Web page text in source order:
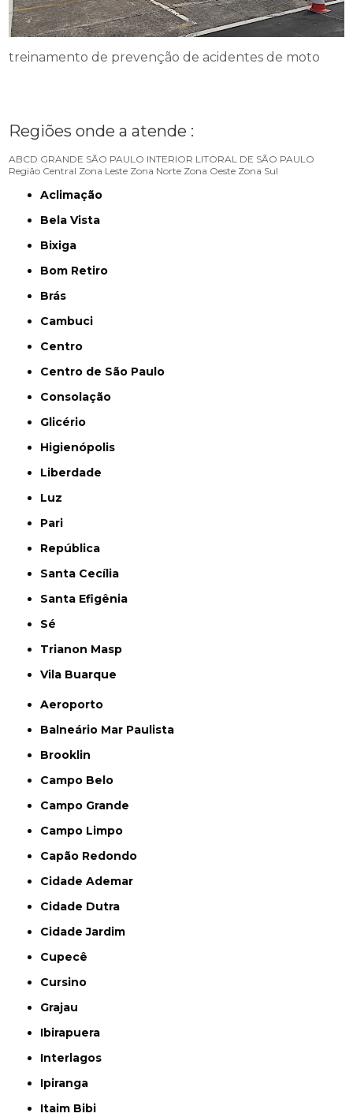
treinamento de prevenção de acidentes de moto
Regiões onde a atende :
ABCD GRANDE SÃO PAULO INTERIOR LITORAL DE SÃO PAULO
Região Central Zona Leste Zona Norte Zona Oeste Zona Sul
Aclimação
Bela Vista
Bixiga
Bom Retiro
Brás
Cambuci
Centro
Centro de São Paulo
Consolação
Glicério
Higienópolis
Liberdade
Luz
Pari
República
Santa Cecília
Santa Efigênia
Sé
Trianon Masp
Vila Buarque
Aeroporto
Balneário Mar Paulista
Brooklin
Campo Belo
Campo Grande
Campo Limpo
Capão Redondo
Cidade Ademar
Cidade Dutra
Cidade Jardim
Cupecê
Cursino
Grajau
Ibirapuera
Interlagos
Ipiranga
Itaim Bibi